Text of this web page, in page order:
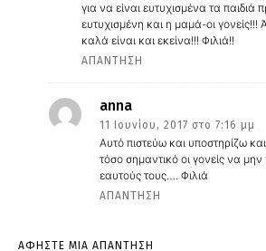
για να είναι ευτυχισμένα τα παιδιά
ευτυχισμένη και η μαμά-οι γονείς!!!
καλά είναι και εκείνα!!! Φιλιά!!
ΑΠΆΝΤΗΣΗ
anna
11 Ιουνίου, 2017 στο 7:16 μμ
Αυτό πιστεύω και υποστηρίζω
τόσο σημαντικό οι γονείς να
εαυτούς τους…. Φιλιά
ΑΠΆΝΤΗΣΗ
ΑΦΗΣΤΕ ΜΙΑ ΑΠΑΝΤΗΣΗ